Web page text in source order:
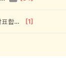
💰[당첨자 발표] 우리 동네 썰전 12회차 당첨자를 발표합니다! [1]